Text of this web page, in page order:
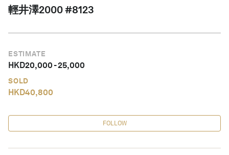
輕井澤2000 #8123
ESTIMATE
HKD20,000-25,000
SOLD
HKD40,800
FOLLOW